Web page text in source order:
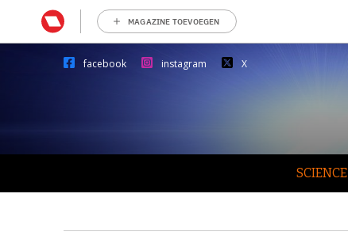
MAGAZINE TOEVOEGEN
facebook instagram X
SCIENCE